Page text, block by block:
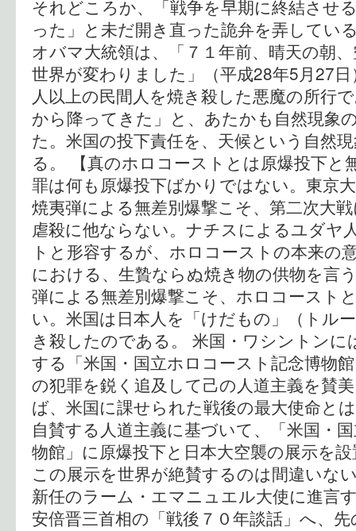
それどころか、「戦争を早期に終結させ
った」と未だ開き直った詭弁を弄してい
オバマ大統領は、「７１年前、晴天の朝
世界が変わりました」（平成28年5月27
人以上の民間人を焼き殺した悪魔の所行
から降ってきた」と、あたかも自然現象
た。米国の投下責任を、天候という自然
る。 【真のホロコーストとは原爆投下と
罪は何も原爆投下ばかりではない。東京
焼夷弾による無差別爆撃こそ、第二次大
虐殺に他ならない。ナチスによるユダヤ
トと形容するが、ホロコーストの本来の
における、生贄ならぬ焼き物の供物を言
弾による無差別爆撃こそ、ホロコースト
い。米国は日本人を「けだもの」（トル
き殺したのである。 米国・ワシントンに
する「米国・国立ホロコースト記念博物
の犯罪を鋭く追及して己の人道主義を賛
ば、米国に課せられた戦後の最大使命と
自賛する人道主義に基づいて、「米国・
物館」に原爆投下と日本大空襲の展示を
この展示を世界が絶賛するのは間違いな
新任のラーム・エマニュエル大使に進言
安倍晋三首相の「戦後７０年談話」へ、